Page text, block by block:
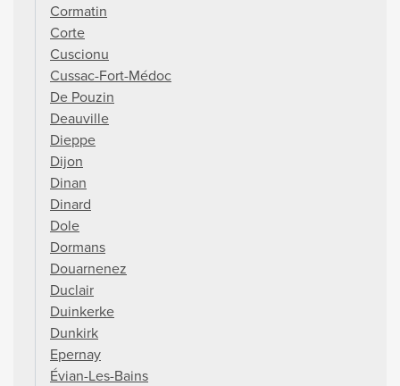
Cormatin
Corte
Cuscionu
Cussac-Fort-Médoc
De Pouzin
Deauville
Dieppe
Dijon
Dinan
Dinard
Dole
Dormans
Douarnenez
Duclair
Duinkerke
Dunkirk
Epernay
Évian-Les-Bains